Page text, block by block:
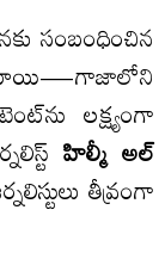
సంబంధించిన
లక్ష్యంగా
హిల్మీ అల్
తీవ్రంగా